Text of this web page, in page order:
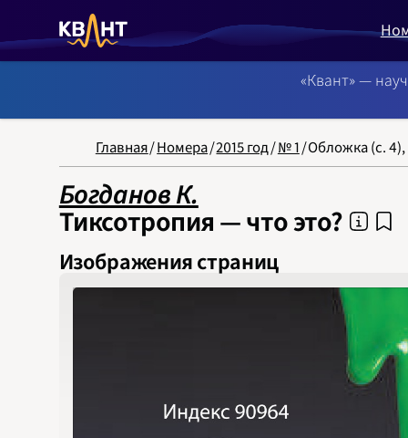
NB:
«Квант» —
Главная/Номера/2015 год/№ 1/Обложка (с. 4),
Богданов К.
Тиксотропия — что это?
Изображения страниц